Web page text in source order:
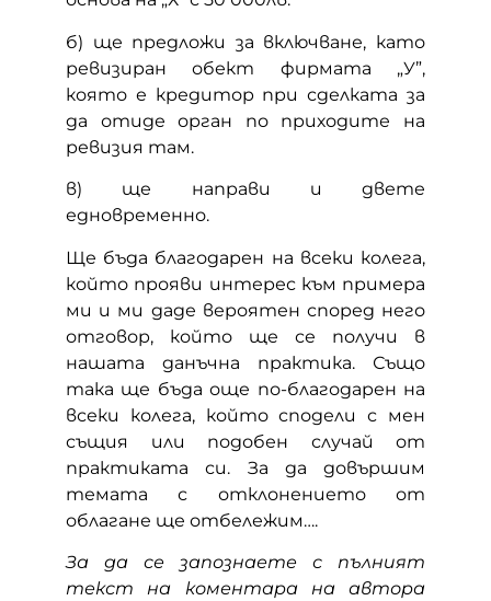
б) ще предложи за включване, като
ревизиран обект фирмата „У”,
която е кредитор при сделката за
да отиде орган по приходите на
ревизия там.
в) ще направи и двете
едновременно.
Ще бъда благодарен на всеки колега,
който прояви интерес към примера
ми и ми даде вероятен според него
отговор, който ще се получи в
нашата данъчна практика. Също
така ще бъда още по-благодарен на
всеки колега, който сподели с мен
същия или подобен случай от
практиката си. За да довършим
темата с отклонението от
облагане ще отбележим….
За да се запознаете с пълният
текст на коментара на автора